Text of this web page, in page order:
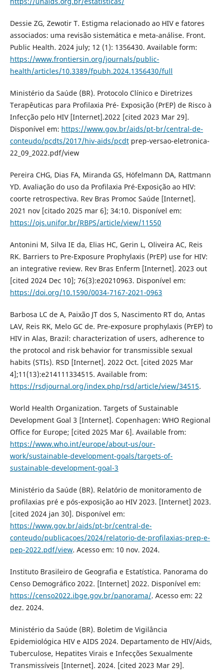
Dessie ZG, Zewotir T. Estigma relacionado ao HIV e fatores
associados: uma revisão sistemática e meta-análise. Front.
Public Health. 2024 july; 12 (1): 1356430. Available form:
https://www.frontiersin.org/journals/public-
health/articles/10.3389/fpubh.2024.1356430/full
Ministério da Saúde (BR). Protocolo Clínico e Diretrizes
Terapêuticas para Profilaxia Pré- Exposição (PrEP) de Risco à
Infecção pelo HIV [Internet].2022 [cited 2023 Mar 29].
Disponível em: https://www.gov.br/aids/pt-br/central-de-
conteudo/pcdts/2017/hiv-aids/pcdtprep-versao-eletronica-
22_09_2022.pdf/view
Pereira CHG, Dias FA, Miranda GS, Höfelmann DA, Rattmann
YD. Avaliação do uso da Profilaxia Pré-Exposição ao HIV:
coorte retrospectiva. Rev Bras Promoc Saúde [Internet].
2021 nov [citado 2025 mar 6]; 34:10. Disponível em:
https://ojs.unifor.br/RBPS/article/view/11550
Antonini M, Silva IE da, Elias HC, Gerin L, Oliveira AC, Reis
RK. Barriers to Pre-Exposure Prophylaxis (PrEP) use for HIV:
an integrative review. Rev Bras Enferm [Internet]. 2023 out
[cited 2024 Dec 10]; 76(3):e20210963. Disponível em:
https://doi.org/10.1590/0034-7167-2021-0963
Barbosa LC de A, Paixão JT dos S, Nascimento RT do, Antas
LAV, Reis RK, Melo GC de. Pre-exposure prophylaxis (PrEP) to
HIV in Alas, Brazil: characterization of users, adherence to
the protocol and risk behavior for transmissible sexual
habits (STIs). RSD [Internet]. 2022 Oct. [cited 2025 Mar
4];11(13):e214111334515. Available from:
https://rsdjournal.org/index.php/rsd/article/view/34515.
World Health Organization. Targets of Sustainable
Development Goal 3 [Internet]. Copenhagen: WHO Regional
Office for Europe; [cited 2025 Mar 6]. Available from:
https://www.who.int/europe/about-us/our-
work/sustainable-development-goals/targets-of-
sustainable-development-goal-3
Ministério da Saúde (BR). Relatório de monitoramento de
profilaxias pré e pós-exposição ao HIV 2023. [Internet] 2023.
[cited 2024 jan 30]. Disponível em:
https://www.gov.br/aids/pt-br/central-de-
conteudo/publicacoes/2024/relatorio-de-profilaxias-prep-e-
pep-2022.pdf/view. Acesso em: 10 nov. 2024.
Instituto Brasileiro de Geografia e Estatística. Panorama do
Censo Demográfico 2022. [Internet] 2022. Disponível em:
https://censo2022.ibge.gov.br/panorama/. Acesso em: 22
dez. 2024.
Ministério da Saúde (BR). Boletim de Vigilância
Epidemiológica HIV e AIDS 2024. Departamento de HIV/Aids,
Tuberculose, Hepatites Virais e Infecções Sexualmente
Transmissíveis [Internet]. 2024. [cited 2023 Mar 29].